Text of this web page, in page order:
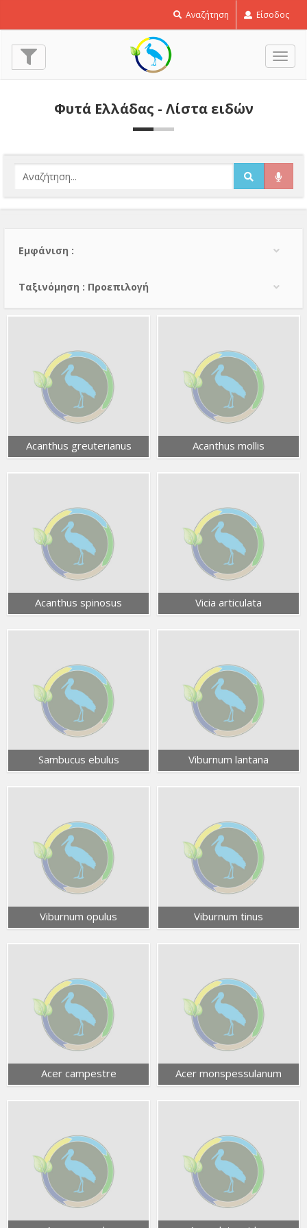
Αναζήτηση Είσοδος
Φυτά Ελλάδας - Λίστα ειδών
Εμφάνιση :
Тαξινόμηση : Προεπιλογή
Acanthus greuterianus Acanthus mollis
Acanthus spinosus Vicia articulata
Sambucus ebulus Viburnum lantana
Viburnum opulus Viburnum tinus
Acer campestre Acer monspessulanum